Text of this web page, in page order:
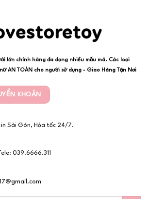
lớn chính hãng đa dạng nhiều mẫu mã. Các loại
AN TOÀN cho người sử dụng - Giao Hàng Tận Nơi
KHOẢN
Sài Gòn, Hỏa tốc 24/7.
039.6666.311